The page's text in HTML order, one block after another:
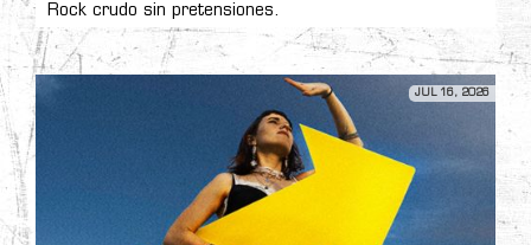
Rock crudo sin pretensiones.
JUL 16, 2026